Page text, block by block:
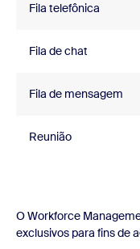
Fila telefônica
Fila de chat
Fila de mensagem
Reunião
O Workforce
exclusivos para fins de